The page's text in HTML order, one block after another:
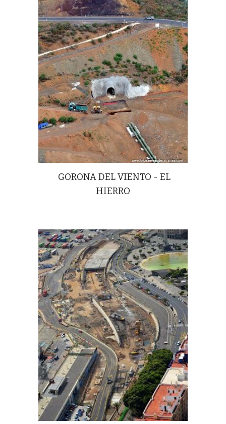
GORONA DEL VIENTO - EL
HIERRO